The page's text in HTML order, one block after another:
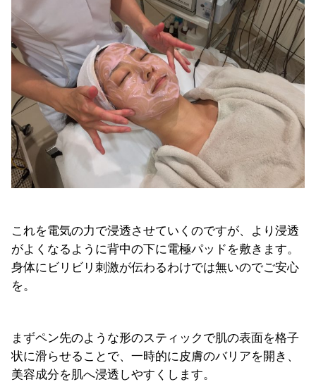
これを電気の力で浸透させていくのですが、より浸透
がよくなるように背中の下に電極パッドを敷きます。
身体にビリビリ刺激が伝わるわけでは無いのでご安心
を。
まずペン先のような形のスティックで肌の表面を格子
状に滑らせることで、一時的に皮膚のバリアを開き、
美容成分を肌へ浸透しやすくします。